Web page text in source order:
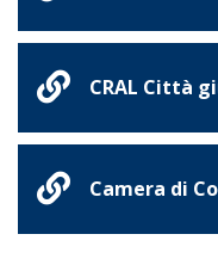
CRAL Città
Camera di